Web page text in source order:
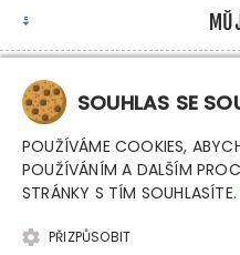
SOUHLAS SE
POUŽÍVÁME COOKIES,
POUŽÍVÁNÍM A DALŠÍM
STRÁNKY S TÍM
PŘIZPŮSOBIT